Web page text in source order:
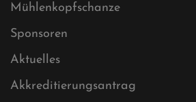
Sitemap XML
Cookies
Mühlenkopfschanze